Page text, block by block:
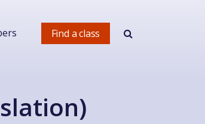
Find a class